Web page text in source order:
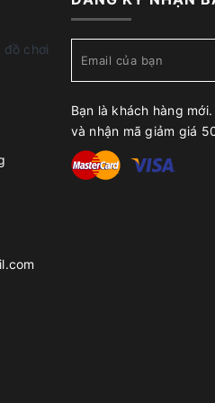
đồ chơi
Bạn là khách hàng
và nhận mã giảm giá